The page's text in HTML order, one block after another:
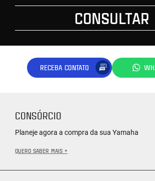
CONSULTAR
RECEBA CONTATO
CONSÓRCIO
Planeje agora a compra da sua Yamaha
QUERO SABER MAIS +